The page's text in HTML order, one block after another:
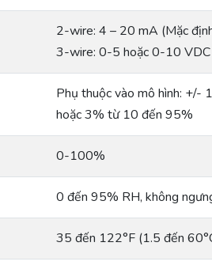
2-wire: 4 – 20 mA (Mặc
3-wire: 0-5 hoặc 0-10 VDC
Phụ thuộc vào mô hình:
hoặc 3% từ 10 đến 95%
0-100%
0 đến 95% RH, không
35 đến 122°F (1.5 đến